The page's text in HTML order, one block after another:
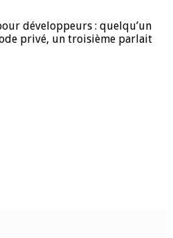
développeurs : quelqu’un
privé, un troisième parlait